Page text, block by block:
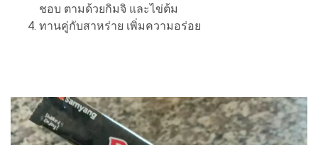
ชอบ ตามด้วยกิมจิ และไข่ต้ม
ทานคู่กับสาหร่าย เพิ่มความอร่อย